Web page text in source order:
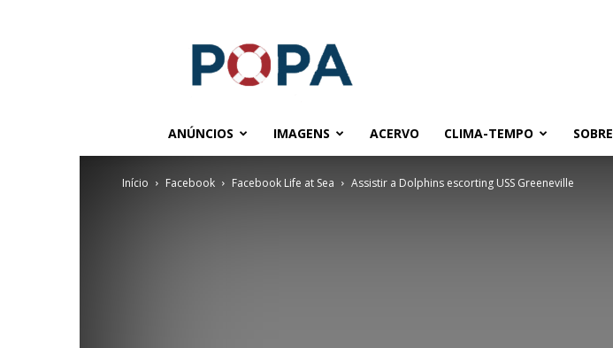
ANÚNCIOS IMAGENS ACERVO CLIMA-TEMPO SOBRE
Início Facebook Facebook Life at Sea Assistir a Dolphins escorting USS Greeneville